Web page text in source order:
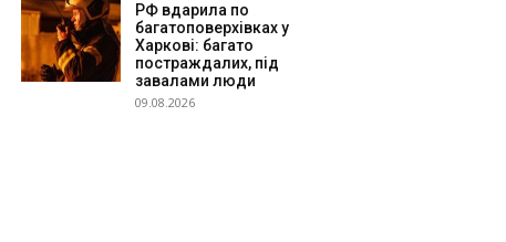
РФ вдарила по
багатоповерхівках у
Харкові: багато
постраждалих, під
завалами люди
09.08.2026